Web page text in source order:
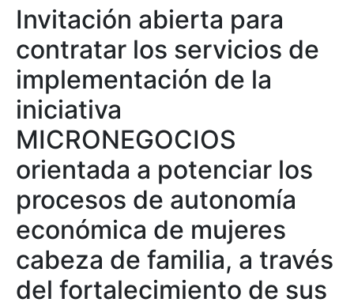
Invitación abierta para
contratar los servicios de
implementación de la
iniciativa
MICRONEGOCIOS
orientada a potenciar los
procesos de autonomía
económica de mujeres
cabeza de familia, a través
del fortalecimiento de sus